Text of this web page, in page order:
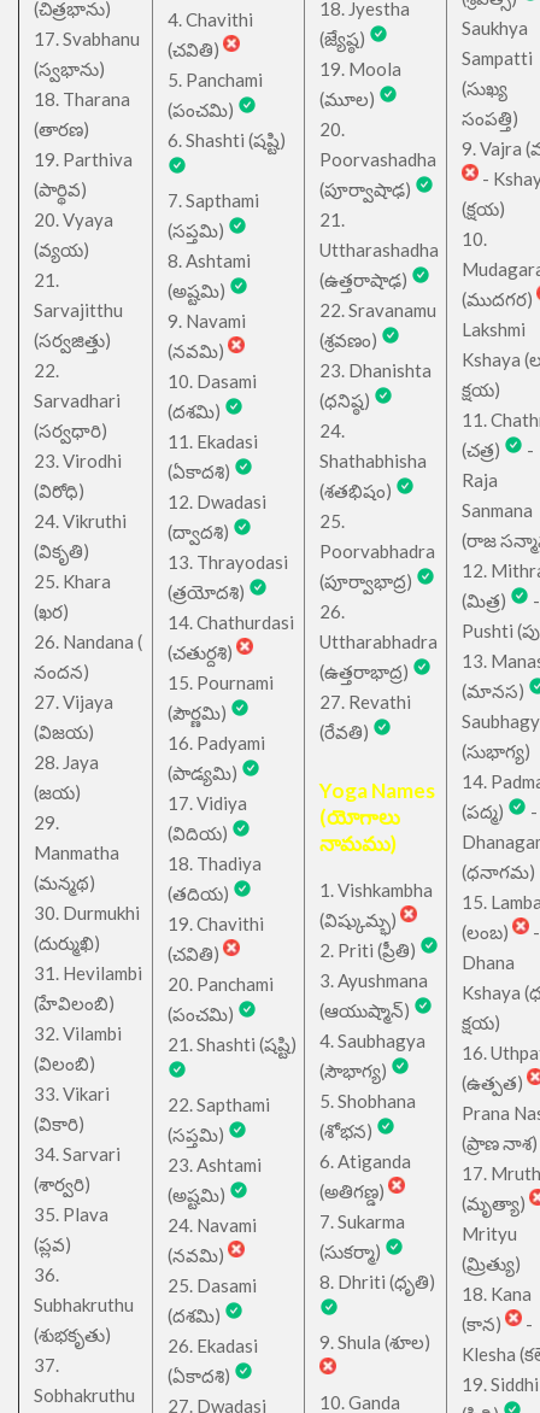
(చిత్రభాను)
17. Svabhanu
(స్వభాను)
18. Tharana
(తారణ)
19. Parthiva
(పార్థివ)
20. Vyaya
(వ్యయ)
21.
Sarvajitthu
(సర్వజిత్తు)
22.
Sarvadhari
(సర్వధారి)
23. Virodhi
(విరోధి)
24. Vikruthi
(వికృతి)
25. Khara
(ఖర)
26. Nandana (
నందన)
27. Vijaya
(విజయ)
28. Jaya
(జయ)
29.
Manmatha
(మన్మథ)
30. Durmukhi
(దుర్ముఖి)
31. Hevilambi
(హేవిలంబి)
32. Vilambi
(విలంబి)
33. Vikari
(వికారి)
34. Sarvari
(శార్వరి)
35. Plava
(ప్లవ)
36.
Subhakruthu
(శుభకృతు)
37.
Sobhakruthu
4. Chavithi
(చవితి)
5. Panchami
(పంచమి)
6. Shashti (షష్టి)
7. Sapthami
(సప్తమి)
8. Ashtami
(అష్టమి)
9. Navami
(నవమి)
10. Dasami
(దశమి)
11. Ekadasi
(ఏకాదశి)
12. Dwadasi
(ద్వాదశి)
13. Thrayodasi
(త్రయోదశి)
14. Chathurdasi
(చతుర్దశి)
15. Pournami
(పౌర్ణమి)
16. Padyami
(పాడ్యమి)
17. Vidiya
(విదియ)
18. Thadiya
(తదియ)
19. Chavithi
(చవితి)
20. Panchami
(పంచమి)
21. Shashti (షష్టి)
22. Sapthami
(సప్తమి)
23. Ashtami
(అష్టమి)
24. Navami
(నవమి)
25. Dasami
(దశమి)
26. Ekadasi
(ఏకాదశి)
27. Dwadasi
18. Jyestha
(జ్యేష్ఠ)
19. Moola
(మూల)
20.
Poorvashadha
(పూర్వాషాఢ)
21.
Uttharashadha
(ఉత్తరాషాఢ)
22. Sravanamu
(శ్రవణం)
23. Dhanishta
(ధనిష్ఠ)
24.
Shathabhisha
(శతభిషం)
25.
Poorvabhadra
(పూర్వాభాద్ర)
26.
Uttharabhadra
(ఉత్తరాభాద్ర)
27. Revathi
(రేవతి)
Yoga Names
(యోగాలు
నామము)
1. Vishkambha
(విష్కుమ్భ)
2. Priti (ప్రీతి)
3. Ayushmana
(ఆయుష్మాన్)
4. Saubhagya
(సౌభాగ్య)
5. Shobhana
(శోభన)
6. Atiganda
(అతిగణ్డ)
7. Sukarma
(సుకర్మా)
8. Dhriti (ధృతి)
9. Shula (శూల)
10. Ganda
Saukhya
Sampatti
(సుఖ్య
సంపత్తి)
9. Vajra
-
(క్షయ)
10.
(ముదగర)
Lakshmi
Kshaya
క్షయ)
11.
(చత్ర)
-
Raja
Sanmana
(రాజ
12.
(మిత్ర)
-
Pushti
13.
(మానస)
(సుభాగ్య)
14.
(పద్మ)
-
(ధనాగమ)
15.
(లంబ)
-
Dhana
Kshaya
క్షయ)
16.
(ఉత్పత)
Prana
(ప్రాణ నాశ)
17.
(మృత్యా)
Mrityu
(మ్రిత్యు)
18. Kana
(కాన)
-
Klesha
19. Siddhi